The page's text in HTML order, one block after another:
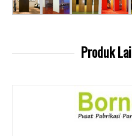
Produk